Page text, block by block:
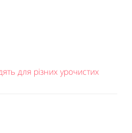
для різних урочистих